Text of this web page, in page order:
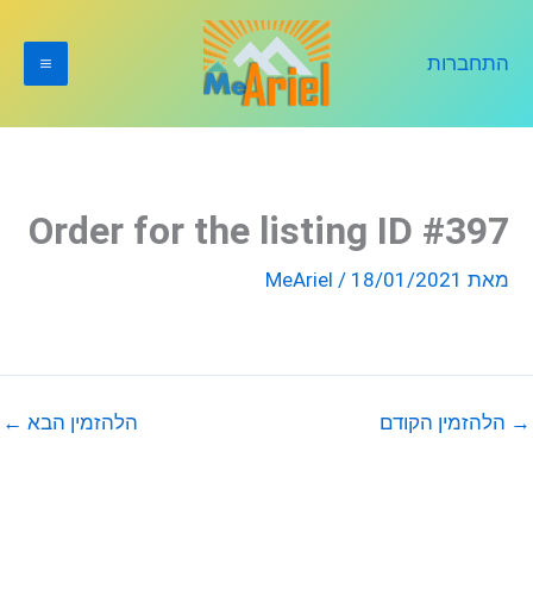
התחברות
Order for the listing ID #397
מאת MeAriel / 18/01/2021
→ הלהזמין הקודם הלהזמין הבא ←